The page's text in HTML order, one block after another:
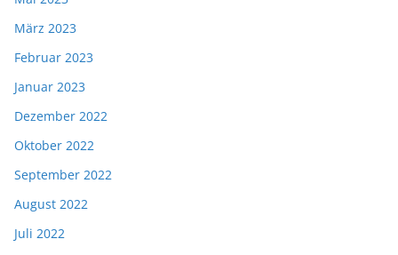
März 2023
Februar 2023
Januar 2023
Dezember 2022
Oktober 2022
September 2022
August 2022
Juli 2022